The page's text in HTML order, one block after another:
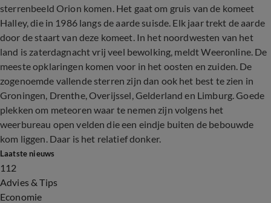
sterrenbeeld Orion komen. Het gaat om gruis van de komeet
Halley, die in 1986 langs de aarde suisde. Elk jaar trekt de aarde
door de staart van deze komeet. In het noordwesten van het
land is zaterdagnacht vrij veel bewolking, meldt Weeronline. De
meeste opklaringen komen voor in het oosten en zuiden. De
zogenoemde vallende sterren zijn dan ook het best te zien in
Groningen, Drenthe, Overijssel, Gelderland en Limburg. Goede
plekken om meteoren waar te nemen zijn volgens het
weerbureau open velden die een eindje buiten de bebouwde
kom liggen. Daar is het relatief donker.
Laatste nieuws
112
Advies & Tips
Economie